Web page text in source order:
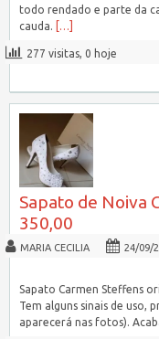
todo rendado e parte da
cauda. […]
277 visitas, 0 hoje
Sapato de Noiva
350,00
MARIA CECILIA 24/09/
Sapato Carmen Steffens
Tem alguns sinais de uso,
aparecerá nas fotos).